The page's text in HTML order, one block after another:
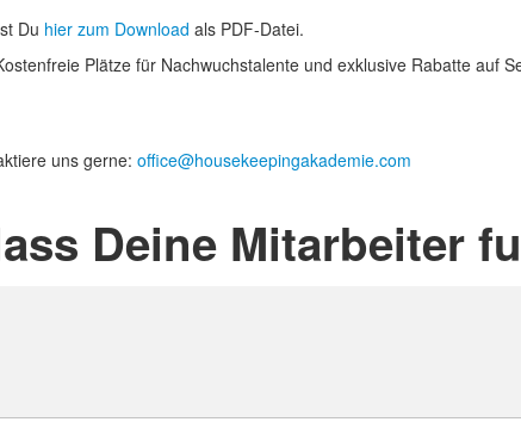
Du hier zum Download als PDF-Datei.
Plätze für Nachwuchstalente und exklusive Rabatte auf
uns gerne: office@housekeepingakademie.com
Deine Mitarbeiter